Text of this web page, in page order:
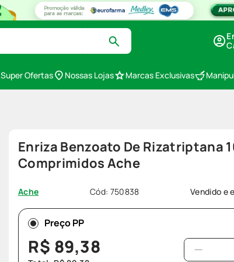
Super Ofertas Nossas Lojas Marcas Exclusivas
Enriza Benzoato De Rizatriptana
Comprimidos Ache
Ache Cód: 750838 Vendido e
Preço PP
R$ 89,38